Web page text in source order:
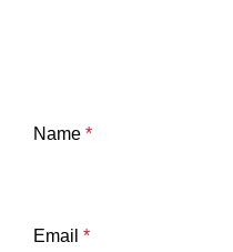
Name *
Email *